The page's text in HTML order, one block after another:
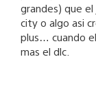
grandes) que
city o algo asi
plus… cuando
mas el dlc.